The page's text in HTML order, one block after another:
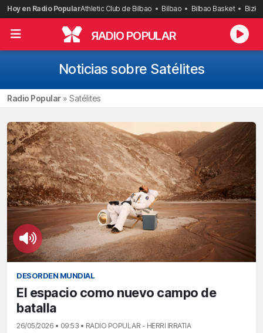
Saltar
al
contenido
Hoy en Radio PopularAthletic Club de Bilbao Bilbao Bilbao Basket
RADIO POPULAR
Noticias sobre Satélites
Radio Popular» Satélites
DESORDEN MUNDIAL
El espacio como nuevo campo de
batalla
26/05/2026 • 09:53 • RADIO POPULAR - HERRI IRRATIA